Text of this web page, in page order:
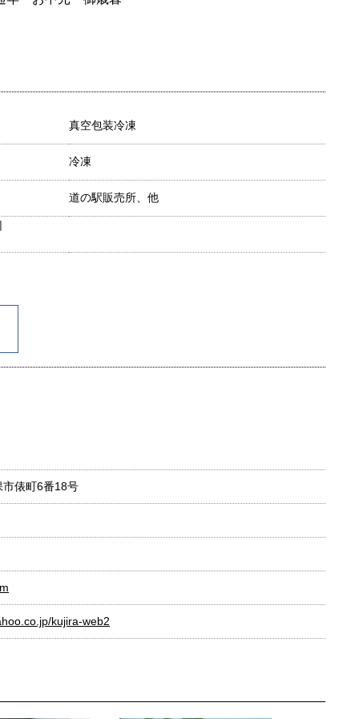
真空包装冷凍
冷凍
道の駅販売所、他
俵町6番18号
kujira-web2